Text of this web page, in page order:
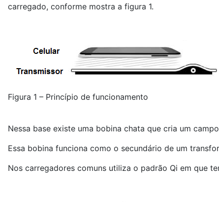
carregado, conforme mostra a figura 1.
Figura 1 – Princípio de funcionamento
Nessa base existe uma bobina chata que cria um
Essa bobina funciona como o secundário de um
Nos carregadores comuns utiliza o padrão Qi em que